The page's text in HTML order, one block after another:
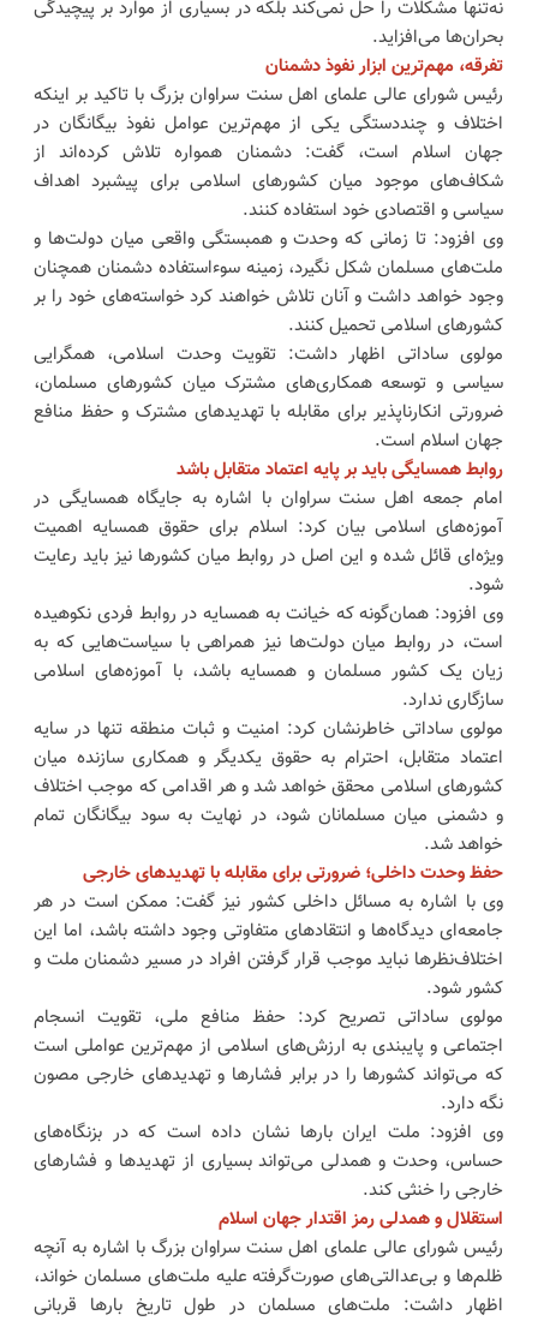
نه‌تنها مشکلات را حل نمی‌کند بلکه در بسیاری از موارد بر پیچیدگی
بحران‌ها می‌افزاید.
تفرقه، مهم‌ترین ابزار نفوذ دشمنان
رئیس شورای عالی علمای اهل سنت سراوان بزرگ با تاکید بر اینکه
اختلاف و چنددستگی یکی از مهم‌ترین عوامل نفوذ بیگانگان در
جهان اسلام است، گفت: دشمنان همواره تلاش کرده‌اند از
شکاف‌های موجود میان کشورهای اسلامی برای پیشبرد اهداف
سیاسی و اقتصادی خود استفاده کنند.
وی افزود: تا زمانی که وحدت و همبستگی واقعی میان دولت‌ها و
ملت‌های مسلمان شکل نگیرد، زمینه سوءاستفاده دشمنان همچنان
وجود خواهد داشت و آنان تلاش خواهند کرد خواسته‌های خود را بر
کشورهای اسلامی تحمیل کنند.
مولوی ساداتی اظهار داشت: تقویت وحدت اسلامی، همگرایی
سیاسی و توسعه همکاری‌های مشترک میان کشورهای مسلمان،
ضرورتی انکارناپذیر برای مقابله با تهدیدهای مشترک و حفظ منافع
جهان اسلام است.
روابط همسایگی باید بر پایه اعتماد متقابل باشد
امام جمعه اهل سنت سراوان با اشاره به جایگاه همسایگی در
آموزه‌های اسلامی بیان کرد: اسلام برای حقوق همسایه اهمیت
ویژه‌ای قائل شده و این اصل در روابط میان کشورها نیز باید رعایت
شود.
وی افزود: همان‌گونه که خیانت به همسایه در روابط فردی نکوهیده
است، در روابط میان دولت‌ها نیز همراهی با سیاست‌هایی که به
زیان یک کشور مسلمان و همسایه باشد، با آموزه‌های اسلامی
سازگاری ندارد.
مولوی ساداتی خاطرنشان کرد: امنیت و ثبات منطقه تنها در سایه
اعتماد متقابل، احترام به حقوق یکدیگر و همکاری سازنده میان
کشورهای اسلامی محقق خواهد شد و هر اقدامی که موجب اختلاف
و دشمنی میان مسلمانان شود، در نهایت به سود بیگانگان تمام
خواهد شد.
حفظ وحدت داخلی؛ ضرورتی برای مقابله با تهدیدهای خارجی
وی با اشاره به مسائل داخلی کشور نیز گفت: ممکن است در هر
جامعه‌ای دیدگاه‌ها و انتقادهای متفاوتی وجود داشته باشد، اما این
اختلاف‌نظرها نباید موجب قرار گرفتن افراد در مسیر دشمنان ملت و
کشور شود.
مولوی ساداتی تصریح کرد: حفظ منافع ملی، تقویت انسجام
اجتماعی و پایبندی به ارزش‌های اسلامی از مهم‌ترین عواملی است
که می‌تواند کشورها را در برابر فشارها و تهدیدهای خارجی مصون
نگه دارد.
وی افزود: ملت ایران بارها نشان داده است که در بزنگاه‌های
حساس، وحدت و همدلی می‌تواند بسیاری از تهدیدها و فشارهای
خارجی را خنثی کند.
استقلال و همدلی رمز اقتدار جهان اسلام
رئیس شورای عالی علمای اهل سنت سراوان بزرگ با اشاره به آنچه
ظلم‌ها و بی‌عدالتی‌های صورت‌گرفته علیه ملت‌های مسلمان خواند،
اظهار داشت: ملت‌های مسلمان در طول تاریخ بارها قربانی